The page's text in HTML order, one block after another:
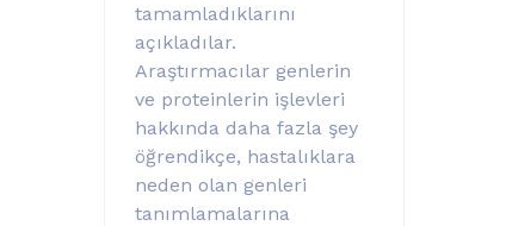
tamamladıklarını
açıkladılar.
Araştırmacılar genlerin
ve proteinlerin işlevleri
hakkında daha fazla şey
öğrendikçe, hastalıklara
neden olan genleri
tanımlamalarına